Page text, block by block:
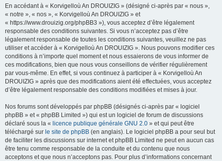
En accédant à « Korvigelloù An DROUIZIG » (désigné ci-après par « nous »,
« notre », « nos », « Korvigelloù An DROUIZIG » et
« https://www.drouizig.org/phpBB3 »), vous acceptez d’être légalement
responsable des conditions suivantes. Si vous n’acceptez pas d’être
légalement responsable de toutes les conditions suivantes, veuillez ne pas
utiliser et accéder à « Korvigelloù An DROUIZIG ». Nous pouvons modifier ces
conditions à n’importe quel moment et nous essaierons de vous informer de
ces modifications, bien que nous vous conseillons de vérifier régulièrement
par vous-même. En effet, si vous continuez à participer à « Korvigelloù An
DROUIZIG » après que des modifications aient été effectuées, vous acceptez
d’être légalement responsable des conditions modifiées et mises à jour.
Nos forums sont développés par phpBB (désignés ci-après par « logiciel
phpBB » et « phpBB Limited ») qui est un logiciel de forum de discussions
déclaré sous la « licence publique générale GNU 2.0 » et qui peut être
téléchargé sur le site de phpBB (en anglais). Le logiciel phpBB a pour seul but
de faciliter les discussions sur internet et phpBB Limited ne peut en aucun cas
être tenu comme responsable de la conduite et du contenu que nous
acceptons et que nous n’acceptons pas. Pour plus d’informations concernant